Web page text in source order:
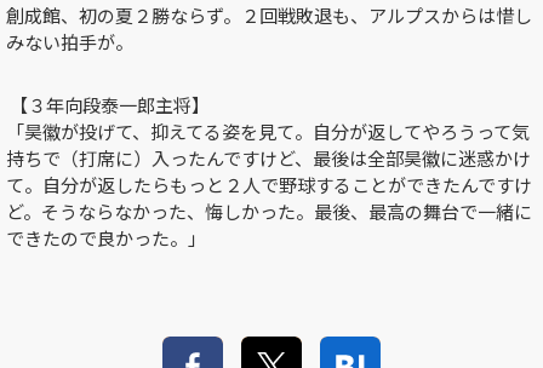
創成館、初の夏２勝ならず。２回戦敗退も、アルプスからは惜し
みない拍手が。
【３年向段泰一郎主将】
「昊徽が投げて、抑えてる姿を見て。自分が返してやろうって気
持ちで（打席に）入ったんですけど、最後は全部昊徽に迷惑かけ
て。自分が返したらもっと２人で野球することができたんですけ
ど。そうならなかった、悔しかった。最後、最高の舞台で一緒に
できたので良かった。」